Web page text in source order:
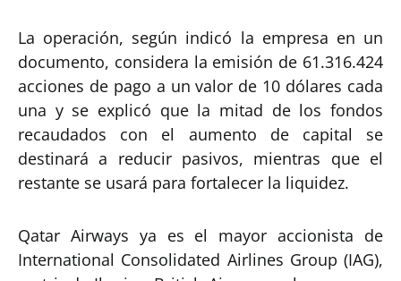
La operación, según indicó la empresa en un
documento, considera la emisión de 61.316.424
acciones de pago a un valor de 10 dólares cada
una y se explicó que la mitad de los fondos
recaudados con el aumento de capital se
destinará a reducir pasivos, mientras que el
restante se usará para fortalecer la liquidez.
Qatar Airways ya es el mayor accionista de
International Consolidated Airlines Group (IAG),